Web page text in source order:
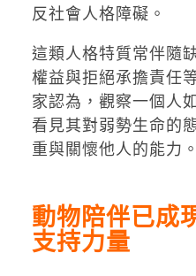
反社會人格障礙。
這類人格特質常伴隨
權益與拒絕承擔責任
家認為，觀察一個人
看見其對弱勢生命的
重與關懷他人的能力。
動物陪伴已成
支持力量